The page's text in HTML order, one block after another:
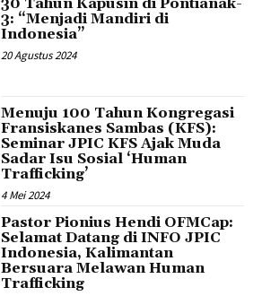
3: “Menjadi Mandiri di
Indonesia”
20 Agustus 2024
Menuju 100 Tahun Kongregasi
Fransiskanes Sambas (KFS):
Seminar JPIC KFS Ajak Muda
Sadar Isu Sosial ‘Human
Trafficking’
4 Mei 2024
Pastor Pionius Hendi OFMCap:
Selamat Datang di INFO JPIC
Indonesia, Kalimantan
Bersuara Melawan Human
Trafficking